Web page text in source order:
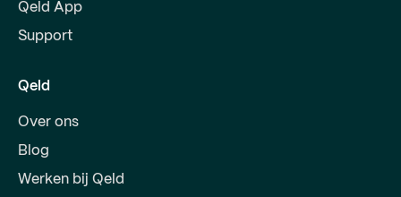
Qeld App
Support
Qeld
Over ons
Blog
Werken bij Qeld